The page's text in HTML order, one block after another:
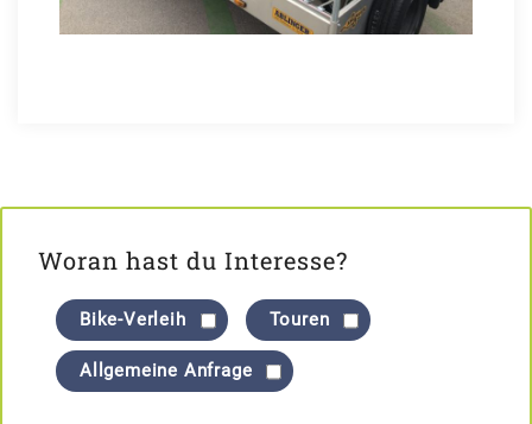
Woran hast du Interesse?
Bike-Verleih Touren
Allgemeine Anfrage